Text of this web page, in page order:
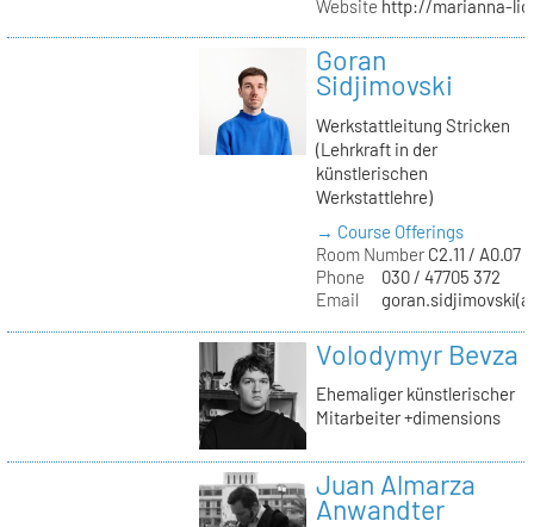
Website http://marianna-
Goran
Sidjimovski
Werkstattleitung Stricken
(Lehrkraft in der
künstlerischen
Werkstattlehre)
→ Course Offerings
Room NumberC2.11 / A0.07
Phone
030 / 47705 372
Email
Volodymyr Bevza
Ehemaliger künstlerischer
Mitarbeiter +dimensions
Juan Almarza
Anwandter